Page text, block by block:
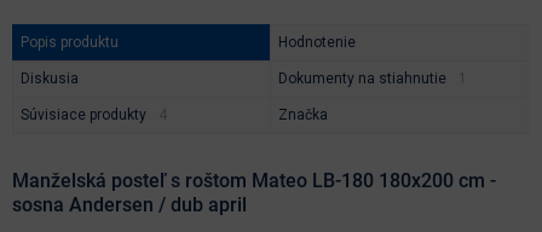
Popis produktu Hodnotenie
Diskusia Dokumenty na stiahnutie
Súvisiace produkty Značka
Manželská posteľ s roštom Mateo LB-180 180x200 cm -
sosna Andersen / dub april